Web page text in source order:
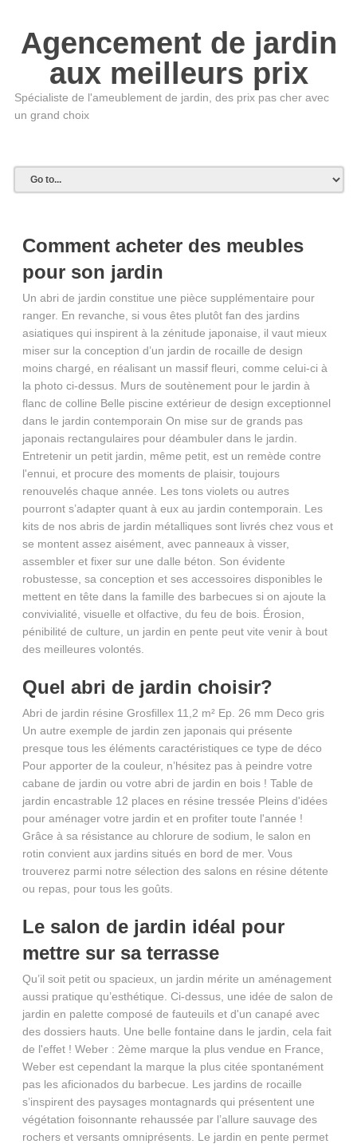
Agencement de jardin
aux meilleurs prix
Spécialiste de l'ameublement de jardin, des prix pas cher avec
un grand choix
Comment acheter des meubles
pour son jardin
Un abri de jardin constitue une pièce supplémentaire pour
ranger. En revanche, si vous êtes plutôt fan des jardins
asiatiques qui inspirent à la zénitude japonaise, il vaut mieux
miser sur la conception d’un jardin de rocaille de design
moins chargé, en réalisant un massif fleuri, comme celui-ci à
la photo ci-dessus. Murs de soutènement pour le jardin à
flanc de colline Belle piscine extérieur de design exceptionnel
dans le jardin contemporain On mise sur de grands pas
japonais rectangulaires pour déambuler dans le jardin.
Entretenir un petit jardin, même petit, est un remède contre
l'ennui, et procure des moments de plaisir, toujours
renouvelés chaque année. Les tons violets ou autres
pourront s’adapter quant à eux au jardin contemporain. Les
kits de nos abris de jardin métalliques sont livrés chez vous et
se montent assez aisément, avec panneaux à visser,
assembler et fixer sur une dalle béton. Son évidente
robustesse, sa conception et ses accessoires disponibles le
mettent en tête dans la famille des barbecues si on ajoute la
convivialité, visuelle et olfactive, du feu de bois. Érosion,
pénibilité de culture, un jardin en pente peut vite venir à bout
des meilleures volontés.
Quel abri de jardin choisir?
Abri de jardin résine Grosfillex 11,2 m² Ep. 26 mm Deco gris
Un autre exemple de jardin zen japonais qui présente
presque tous les éléments caractéristiques ce type de déco
Pour apporter de la couleur, n’hésitez pas à peindre votre
cabane de jardin ou votre abri de jardin en bois ! Table de
jardin encastrable 12 places en résine tressée Pleins d'idées
pour aménager votre jardin et en profiter toute l'année !
Grâce à sa résistance au chlorure de sodium, le salon en
rotin convient aux jardins situés en bord de mer. Vous
trouverez parmi notre sélection des salons en résine détente
ou repas, pour tous les goûts.
Le salon de jardin idéal pour
mettre sur sa terrasse
Qu’il soit petit ou spacieux, un jardin mérite un aménagement
aussi pratique qu’esthétique. Ci-dessus, une idée de salon de
jardin en palette composé de fauteuils et d'un canapé avec
des dossiers hauts. Une belle fontaine dans le jardin, cela fait
de l'effet ! Weber : 2ème marque la plus vendue en France,
Weber est cependant la marque la plus citée spontanément
pas les aficionados du barbecue. Les jardins de rocaille
s’inspirent des paysages montagnards qui présentent une
végétation foisonnante rehaussée par l’allure sauvage des
rochers et versants omniprésents. Le jardin en pente permet